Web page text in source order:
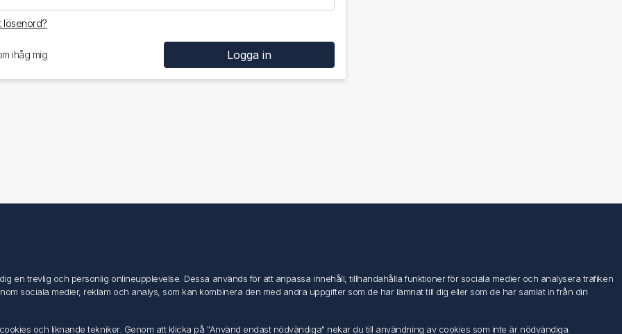
lösenord?
ihåg mig
Mina ordrar
en trevlig och personlig onlineupplevelse. Dessa används för att anpassa innehåll, tillhandahålla funktioner för sociala medier och analysera trafiken
sociala medier, reklam och analys, som kan kombinera den med andra uppgifter som de har lämnat till dig eller som de har samlat in från din
och liknande tekniker. Genom att klicka på "Använd endast nödvändiga" nekar du till användning av cookies som inte är nödvändiga.